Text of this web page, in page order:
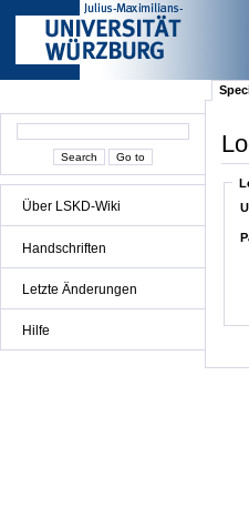
Über LSKD-Wiki
Handschriften
Letzte Änderungen
Hilfe